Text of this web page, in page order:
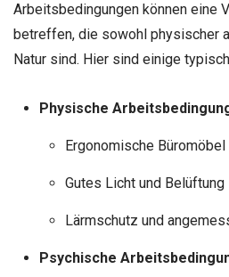
Arbeitsbedingungen können eine
betreffen, die sowohl physischer
Natur sind. Hier sind einige
Physische
Ergonomische Büromöbel
Gutes Licht und Belüftung
Lärmschutz und
Psychische